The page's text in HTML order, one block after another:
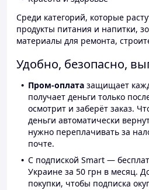
Среди категорий, которые
продукты питания и напитки,
материалы для ремонта,
Удобно, безопасно,
Пром-оплата защищает
получает деньги только
осмотрит и заберёт заказ.
деньги автоматически
нужно переплачивать за
почте.
С подпиской Smart —
Украине за 50 грн в месяц.
покупки, чтобы подписка